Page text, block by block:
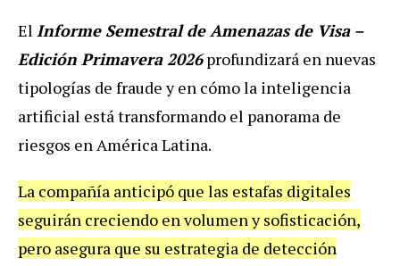
El Informe Semestral de Amenazas de Visa –
Edición Primavera 2026profundizará en nuevas
tipologías de fraude y en cómo la inteligencia
artificial está transformando el panorama de
riesgos en América Latina.
La compañía anticipó que las estafas digitales
seguirán creciendo en volumen y sofisticación,
pero asegura que su estrategia de detección